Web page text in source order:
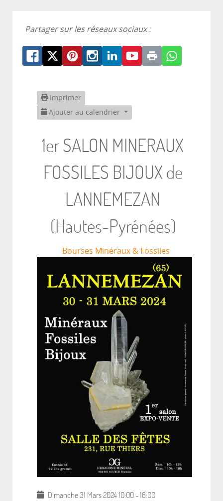
Partager sur les réseaux sociaux :
Imprimer
Ajouter au calendrier
1er SALON MINERAUX
FOSSILES BIJOUX de
LANNEMEZAN
(Hautes-Pyrénées)
Bourses Minéraux & Fossiles
Dimanche 31 Mars 202410:00 -18:00